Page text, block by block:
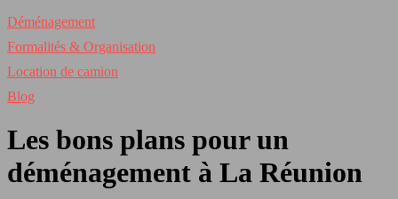
Déménagement
Formalités & Organisation
Location de camion
Blog
Les bons plans pour un
déménagement à La Réunion